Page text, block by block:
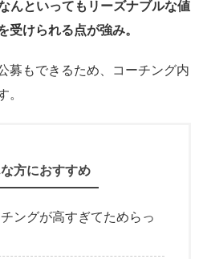
んといってもリーズナブルな値
受けられる点が強み。
募もできるため、コーチング内
。
方におすすめ
ングが高すぎてためらっ